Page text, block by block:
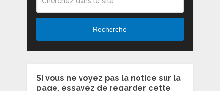
Recherche
Si vous ne voyez pas la notice sur la
page, essayez de regarder cette